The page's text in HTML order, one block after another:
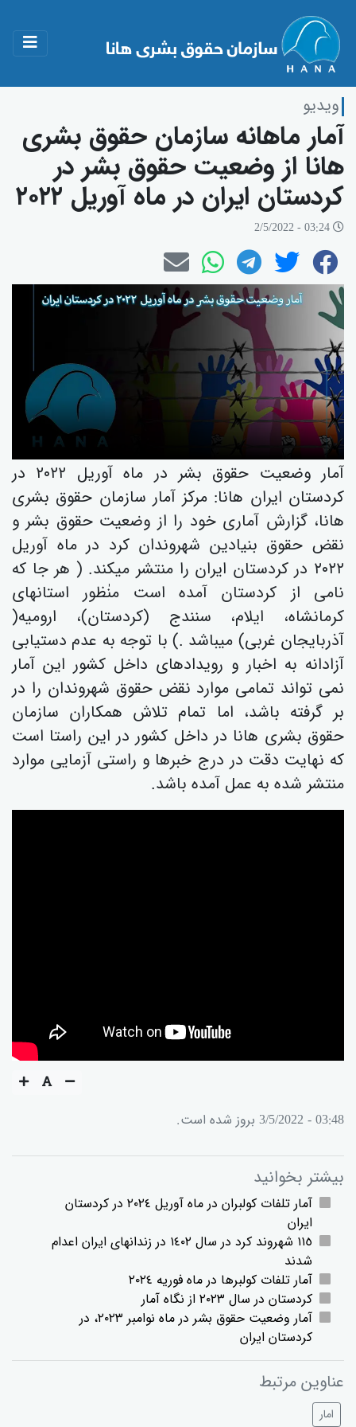
ویدیو
آمار ماهانە سازمان حقوق بشری
هانا از وضعیت حقوق بشر در
کردستان ایران در ماه آوریل ٢٠٢٢
آمار وضعیت حقوق بشر در ماە آوریل ٢٠٢٢ در
کردستان ایران هانا: مركز آمار سازمان حقوق بشری
هانا، گزارش آماری خود را از وضعیت حقوق بشر و
نقض حقوق بنیادین شهروندان کرد در ماە آوریل
٢٠٢٢ در کردستان ایران را منتشر میکند. ( هر جا کە
نامی از کردستان آمدە است منٰظور استانهای
کرمانشاە، ایلام، سنندج (کردستان)، ارومیە(
آذربایجان غربی) میباشد .) با توجە بە عدم دستیابی
آزادانە بە اخبار و رویدادهای داخل کشور این آمار
نمی تواند تمامی موارد نقض حقوق شهروندان را در
بر گرفتە باشد، اما تمام تلاش همکاران سازمان
حقوق بشری هانا در داخل کشور در این راستا است
کە نهایت دقت در درج خبرها و راستی آزمایی موارد
منتشر شدە بە عمل آمدە باشد.
03:48 - 3/5/2022 بروز شده است.
بیشتر بخوانید
آمار تلفات کولبران در ماە آوریل ٢٠٢٤ در کردستان
ایران
١١٥ شهروند کرد در سال ١٤٠٢ در زندانهای ایران اعدام
شدند
آمار تلفات کولبرها در ماە فوریە ٢٠٢٤
کردستان در سال ٢٠٢٣ از نگاە آمار
آمار وضعیت حقوق بشر در ماە نوامبر ٢٠٢٣، در
کردستان ایران
عناوین مرتبط
امار